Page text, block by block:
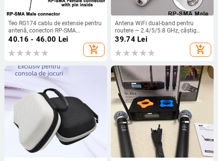
Teo RG174 cablu de extensie pentru
antenă, conectori RP-SMA
masculin/feminin, 50 ohm, câștig 5
40.16 - 46.00 Lei
add_shopping_cart
Antena WiFi dual-band pentru
routere — 2.4/5/5.8 GHz, câștig
înalt, prin perete, conector SMA,
39.74Lei
add_shopping_cart